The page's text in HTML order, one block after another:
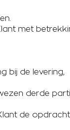
met
bij de levering,
derde
de opdracht